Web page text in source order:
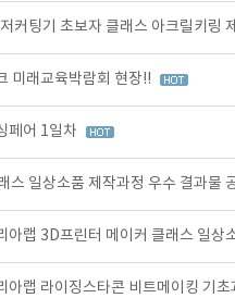
커팅기 초보자 클래스 아크릴키링
미래교육박람회 현장!!
페어 1일차
스 일상소품 제작과정 우수 결과물
아랩 3D프린터 메이커 클래스 일상
아랩 라이징스타콘 비트메이킹 기